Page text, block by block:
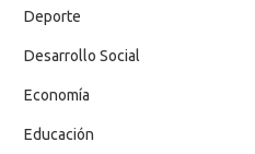
Deporte
Desarrollo Social
Economía
Educación